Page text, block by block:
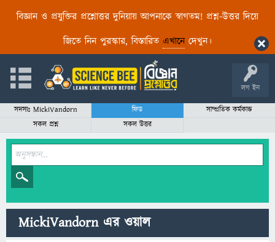
বিজ্ঞান ও প্রযুক্তির প্রশ্নোত্তর দুনিয়ায় আপনাকে স্বাগতম! প্রশ্ন-উত্তর দিয়ে
জিতে নিন পুরস্কার, বিস্তারিত এখানেদেখুন।
লগ ইন
সদস্যঃ MickiVandorn ফিড
সাম্প্রতিক কর্মকান্ড
সকল প্রশ্ন
সকল উত্তর
MickiVandorn এর ওয়াল